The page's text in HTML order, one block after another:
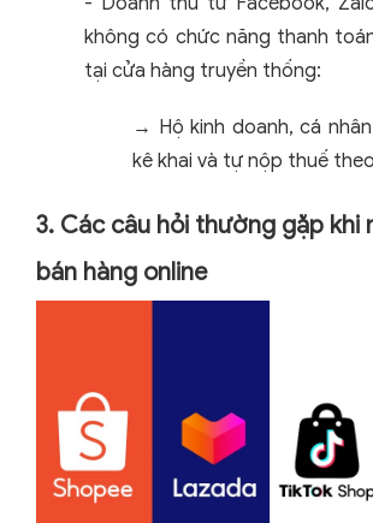
không có chức năng thanh
tại cửa hàng truyền thống:
→ Hộ kinh doanh, cá
kê khai và tự nộp thuế
3. Các câu hỏi thường gặp khi
bán hàng online